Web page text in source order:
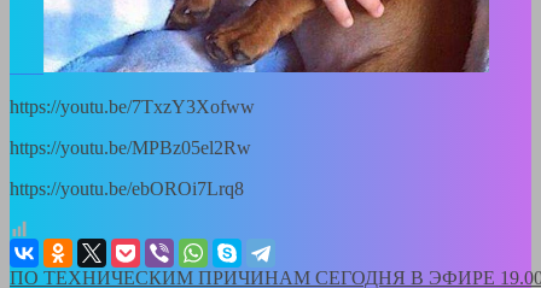
https://youtu.be/7TxzY3Xofww
https://youtu.be/MPBz05el2Rw
https://youtu.be/ebOROi7Lrq8
ПО ТЕХНИЧЕСКИМ ПРИЧИНАМ СЕГОДНЯ В ЭФИРЕ